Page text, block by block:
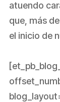
atuendo
que, más
el inicio de